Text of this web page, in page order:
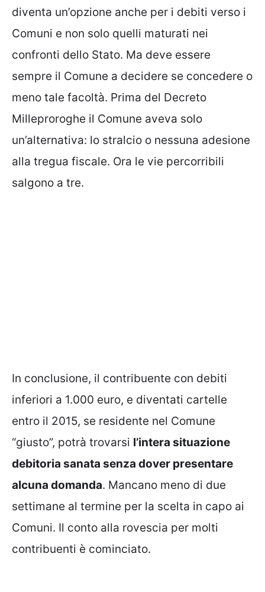
diventa un’opzione anche per i debiti verso i
Comuni e non solo quelli maturati nei
confronti dello Stato. Ma deve essere
sempre il Comune a decidere se concedere o
meno tale facoltà. Prima del Decreto
Milleproroghe il Comune aveva solo
un’alternativa: lo stralcio o nessuna adesione
alla tregua fiscale. Ora le vie percorribili
salgono a tre.
In conclusione, il contribuente con debiti
inferiori a 1.000 euro, e diventati cartelle
entro il 2015, se residente nel Comune
“giusto”, potrà trovarsi l’intera situazione
debitoria sanata senza dover presentare
alcuna domanda. Mancano meno di due
settimane al termine per la scelta in capo ai
Comuni. Il conto alla rovescia per molti
contribuenti è cominciato.